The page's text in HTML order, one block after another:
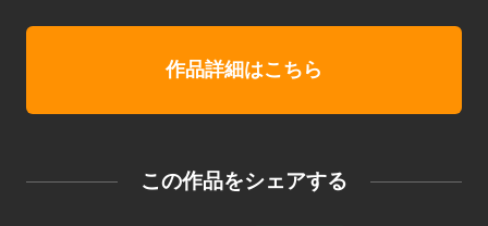
作品詳細はこちら
この作品をシェアする